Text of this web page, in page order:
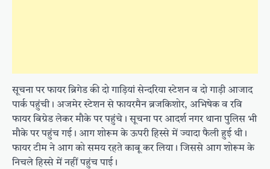
सूचना पर फायर ब्रिगेड की दो गाड़ियां सेन्दरिया स्टेशन व दो गाड़ी आजाद
पार्क पहुंची। अजमेर स्टेशन से फायरमैन ब्रजकिशोर, अभिषेक व रवि
फायर बिग्रेड लेकर मौके पर पहुंचे। सूचना पर आदर्श नगर थाना पुलिस भी
मौके पर पहुंच गई। आग शोरूम के ऊपरी हिस्से में ज्यादा फैली हुई थी।
फायर टीम ने आग को समय रहते काबू कर लिया। जिससे आग शोरूम के
निचले हिस्से में नहीं पहुंच पाई।